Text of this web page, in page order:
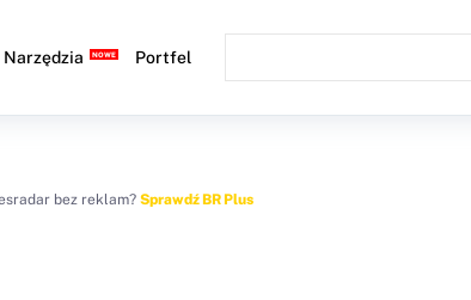
Narzędzia Portfel
bez reklam? Sprawdź BR Plus